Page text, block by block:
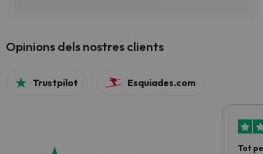
Opinions dels nostres clients
Trustpilot Esquiades.com
Tot